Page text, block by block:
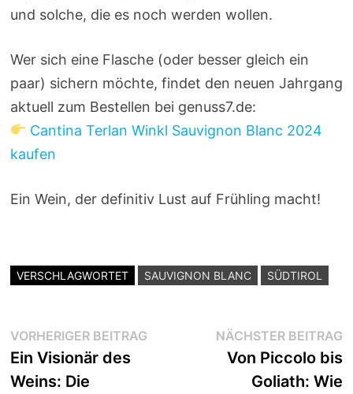
und solche, die es noch werden wollen.
Wer sich eine Flasche (oder besser gleich ein
paar) sichern möchte, findet den neuen Jahrgang
aktuell zum Bestellen bei genuss7.de:
Cantina Terlan Winkl Sauvignon Blanc 2024
kaufen
Ein Wein, der definitiv Lust auf Frühling macht!
VERSCHLAGWORTET SAUVIGNON BLANC SÜDTIROL
Beitragsnavigation
VORHERIGER BEITRAGVorheriger
Ein Visionär des
Weins: Die
NÄCHSTER BEITRAG
Von Piccolo bis
Goliath: Wie